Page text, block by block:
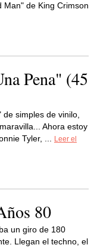
Man" de King Crimson
Pena" (45
simples de vinilo,
Ahora estoy
Tyler, ...
Leer el
80
un giro de 180
Llegan el techno, el